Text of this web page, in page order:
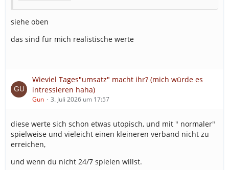
siehe oben
das sind für mich realistische werte
Wieviel Tages"umsatz" macht ihr? (mich würde es
intressieren haha)
Gun 3. Juli 2026 um 17:57
diese werte sich schon etwas utopisch, und mit " normaler"
spielweise und vieleicht einen kleineren verband nicht zu
erreichen,
und wenn du nicht 24/7 spielen willst.